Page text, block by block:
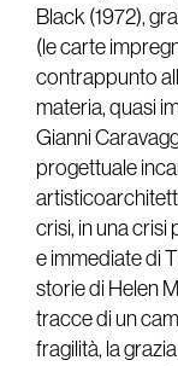
Black (1972),
(le carte
contrappunto
materia, quasi
Gianni
progettuale
crisi, in una
e immediate di
storie di Helen
tracce di un
fragilità, la